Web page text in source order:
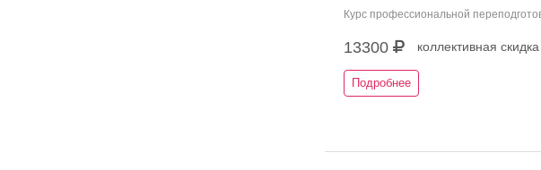
Курс профессиональной
13300 коллективная
Подробнее